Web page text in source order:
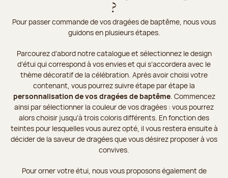
?
Pour passer commande de vos dragées de baptême, nous vous
guidons en plusieurs étapes.
Parcourez d’abord notre catalogue et sélectionnez le design
d’étui qui correspond à vos envies et qui s’accordera avec le
thème décoratif de la célébration. Après avoir choisi votre
contenant, vous pourrez suivre étape par étape la
personnalisation de vos dragées de baptême. Commencez
ainsi par sélectionner la couleur de vos dragées : vous pourrez
alors choisir jusqu’à trois coloris différents. En fonction des
teintes pour lesquelles vous aurez opté, il vous restera ensuite à
décider de la saveur de dragées que vous désirez proposer à vos
convives.
Pour orner votre étui, nous vous proposons également de